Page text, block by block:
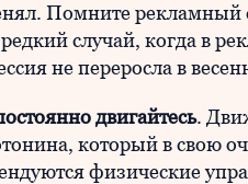
Помните рекламный
случай, когда в
не переросла в
двигайтесь.
который в свою
физические